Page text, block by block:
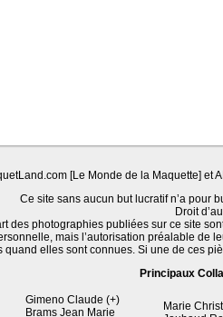
[Le Monde de la Maquette] et
Ce site sans aucun but lucratif n’a pour
Droit
des photographies publiées sur ce site
mais l’autorisation préalable
elles sont connues. Si une de ces
Principaux
Gimeno Claude (+)
Brams Jean Marie
Marie